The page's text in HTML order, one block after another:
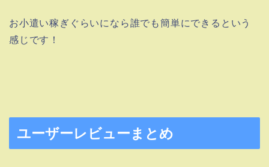
お小遣い稼ぎぐらいになら誰でも簡単にできるという
感じです！
ユーザーレビューまとめ